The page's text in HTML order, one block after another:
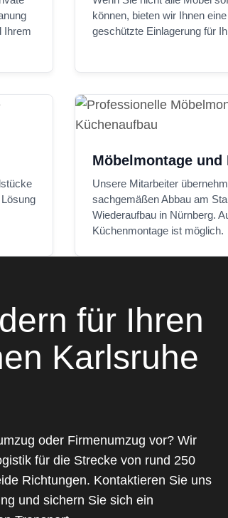
Ihrem
können, bieten wir Ihnen
geschützte Einlagerung für
Möbelmontage und
Unsere Mitarbeiter
sachgemäßen Abbau am
Wiederaufbau in Nürnberg.
Küchenmontage ist möglich.
für Ihren
Karlsruhe
oder Firmenumzug vor? Wir
für die Strecke von rund 250
Richtungen. Kontaktieren Sie uns
und sichern Sie sich ein